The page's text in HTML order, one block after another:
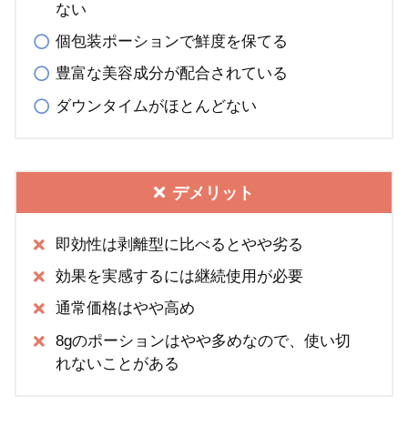
ない
個包装ポーションで鮮度を保てる
豊富な美容成分が配合されている
ダウンタイムがほとんどない
デメリット
即効性は剥離型に比べるとやや劣る
効果を実感するには継続使用が必要
通常価格はやや高め
8gのポーションはやや多めなので、使い切
れないことがある